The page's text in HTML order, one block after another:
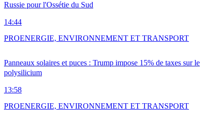
Russie pour l'Ossétie du Sud
14:44
Panneaux solaires et puces : Trump impose 15% de taxes sur le
polysilicium
13:58
PROENERGIE, ENVIRONNEMENT ET TRANSPORT
PROENERGIE, ENVIRONNEMENT ET TRANSPORT